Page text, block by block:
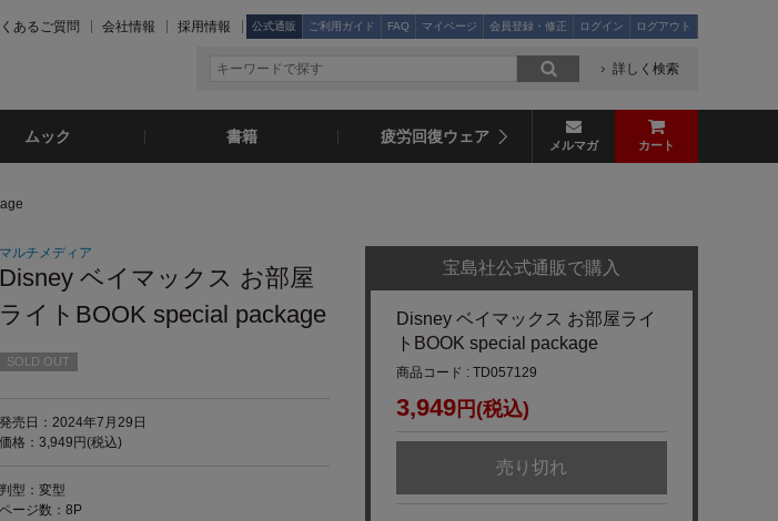
あるご質問 会社情報 採用情報 公式通販 ご利用ガイド FAQ マイページ 会員登録・修正 ログイン ログアウト
詳しく検索
ムック 書籍 疲労回復ウェア メルマガ カート
マルチメディア
Disney ベイマックス お部屋
ライトBOOK special package
SOLD OUT
発売日：2024年7月29日
価格：3,949円(税込)
判型：変型
ページ数：8P
宝島社公式通販で購入
Disney ベイマックス お部屋ライ
トBOOK special package
商品コード : TD057129
3,949 円(税込)
売り切れ